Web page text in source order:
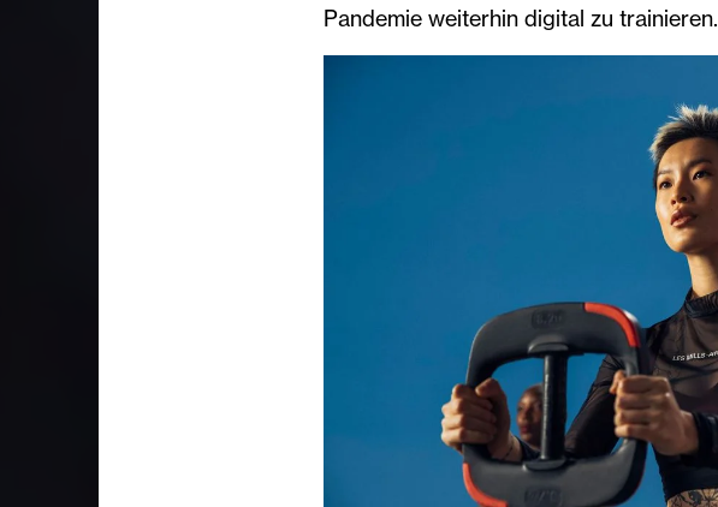
Pandemie weiterhin digital zu trainieren.